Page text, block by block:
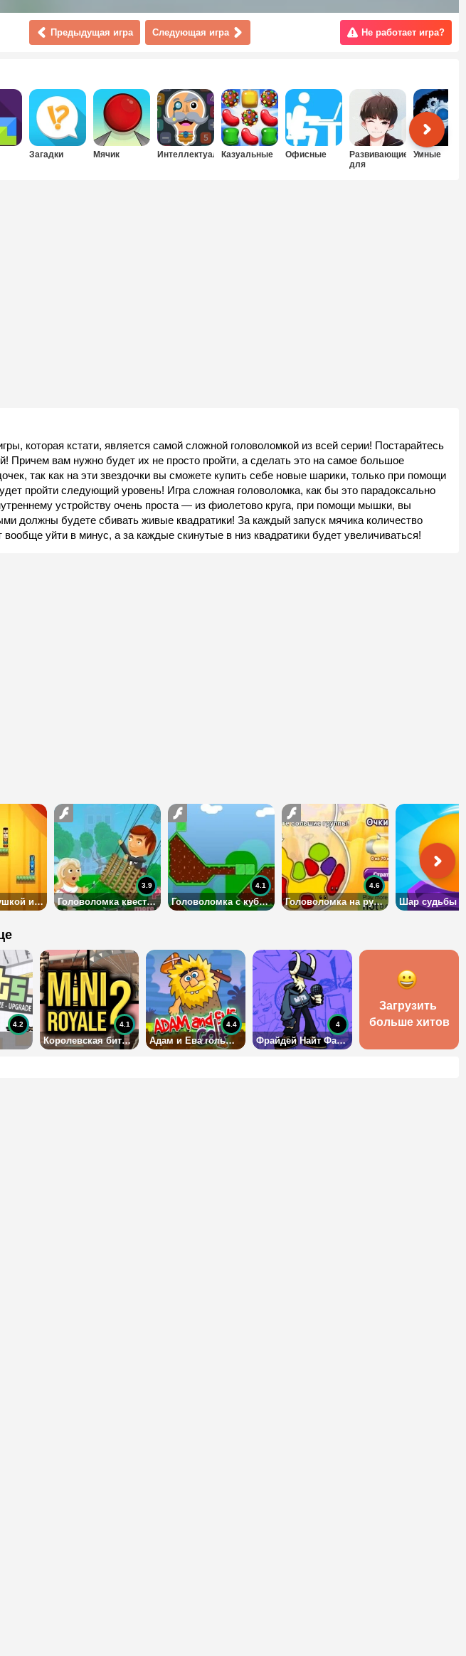
Предыдущая игра Следующая игра Не работает игра?
Загадки Мячик ИнтеллектуальныеКазуальные Офисные
Развивающие
для
Умные
которая кстати, является самой сложной головоломкой из всей серии! Постарайтесь
Причем вам нужно будет их не просто пройти, а сделать это на самое большое
так как на эти звездочки вы сможете купить себе новые шарики, только при помощи
пройти следующий уровень! Игра сложная головоломка, как бы это парадоксально
устройству очень проста — из фиолетово круга, при помощи мышки, вы
должны будете сбивать живые квадратики! За каждый запуск мячика количество
уйти в минус, а за каждые скинутые в низ квадратики будет увеличиваться!
Домино с пушкой и фишками Головоломка квест: свадебный провал
3.9
Головоломка с кубиками
4.1
Головоломка на русском языке
4.6
Шар судьбы
4.2
Королевская битва 2 Ио
4.1
Адам и Ева гольфисты
4.4
Фрайдей Найт Фанкин: Таби (Экс-Бойфренд)
4
Загрузить
больше хитов